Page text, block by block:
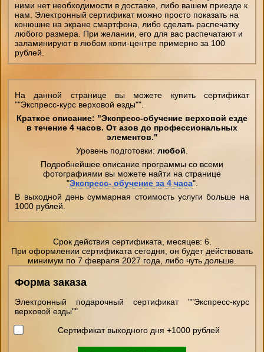
ними нет необходимости в доставке, либо вашем приезде к
нам. Электронный сертификат можно просто показать на
конюшне на экране смартфона, либо сделать распечатку
любого размера. При желании, его для вас распечатают и
заламинируют в любом копи-центре примерно за 100
рублей.
На данной странице вы можете купить сертификат
""Экспресс-курс верховой езды"".
Краткое описание: "Экспресс-обучение верховой езде
в течение 4 часов. От азов до профессиональных
элементов."
Уровень подготовки: любой
Подробнейшее описание программы со всеми
фотографиями вы можете найти на странице
"Экспресс- обучение за 4 часа".
В выходной день суммарная стоимость услуги больше на
1000 рублей.
Срок действия сертификата, месяцев: 6.
При оформлении сертификата сегодня, он будет действовать
минимум по 7 февраля 2027 года, либо чуть дольше.
Форма заказа
Электронный подарочный сертификат ""Экспресс-курс
верховой езды""
Сертификат выходного дня +1000 рублей